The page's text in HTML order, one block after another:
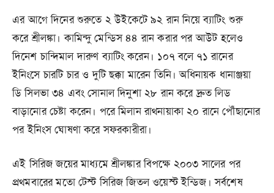
এর আগে দিনের শুরুতে ২ উইকেটে ৯২ রান নিয়ে ব্যাটিং শুরু
করে শ্রীলঙ্কা। কামিন্দু মেন্ডিস ৪৪ রান করার পর আউট হলেও
দিনেশ চান্দিমাল দারুণ ব্যাটিং করেন। ১০৭ বলে ৭১ রানের
ইনিংসে চারটি চার ও দুটি ছক্কা মারেন তিনি। অধিনায়ক ধানাঞ্জয়া
ডি সিলভা ৩৪ এবং সোনাল দিনুশা ২৮ রান করে দ্রুত লিড
বাড়ানোর চেষ্টা করেন। পরে মিলান রাথ্নায়াকা ২০ রানে পৌঁছানোর
পর ইনিংস ঘোষণা করে সফরকারীরা।
এই সিরিজ জয়ের মাধ্যমে শ্রীলঙ্কার বিপক্ষে ২০০৩ সালের পর
প্রথমবারের মতো টেস্ট সিরিজ জিতল ওয়েস্ট ইন্ডিজ। সর্বশেষ